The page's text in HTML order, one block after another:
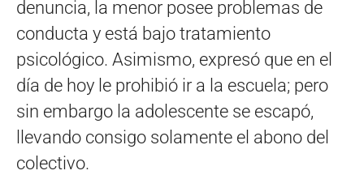
denuncia, la menor posee problemas de
conducta y está bajo tratamiento
psicológico. Asimismo, expresó que en el
día de hoy le prohibió ir a la escuela; pero
sin embargo la adolescente se escapó,
llevando consigo solamente el abono del
colectivo.